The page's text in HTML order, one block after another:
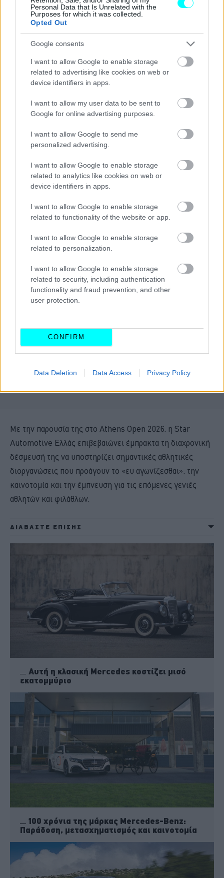
Personal Data that Is Unrelated with the
Purposes for which it was collected.
Opted Out
Google consents
I want to allow Google to enable storage
related to advertising like cookies on web or
device identifiers in apps.
I want to allow my user data to be sent to
Google for online advertising purposes.
I want to allow Google to send me
personalized advertising.
I want to allow Google to enable storage
related to analytics like cookies on web or
device identifiers in apps.
I want to allow Google to enable storage
related to functionality of the website or app.
I want to allow Google to enable storage
related to personalization.
I want to allow Google to enable storage
related to security, including authentication
functionality and fraud prevention, and other
user protection.
CONFIRM
Data Deletion Data Access Privacy Policy
Η παγκόσμια συνεργασία της Mercedes-Benz με τη WTA
βασίζεται σε κοινές αξίες όπως η αριστεία, η καινοτομία,
η υψηλή απόδοση και η συνεχής εξέλιξη.Μέσα από
αυτήν τη συνεργασία, η Mercedes-Benz στηρίζει το
γυναικείο τένις σε κορυφαίο διεθνές επίπεδο,
συμβάλλοντας στην περαιτέρω ανάπτυξη και
προβολή του αθλήματος.
Με την παρουσία της στο Athens Open 2026, η Star
Automotive Ελλάς επιβεβαιώνει έμπρακτα τη διαχρονική
δέσμευσή της να υποστηρίζει σημαντικές αθλητικές
διοργανώσεις που προάγουν το «ευ αγωνίζεσθαι», την
καινοτομία και την έμπνευση για τις επόμενες γενιές
αθλητών και φιλάθλων.
ΔΙΑΒΑΣΤΕ ΕΠΙΣΗΣ
Αυτή η κλασική Mercedes κοστίζει μισό
εκατομμύριο
100 χρόνια της μάρκας Mercedes-Benz:
Παράδοση, μετασχηματισμός και καινοτομία